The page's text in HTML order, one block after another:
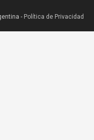
- Política de Privacidad